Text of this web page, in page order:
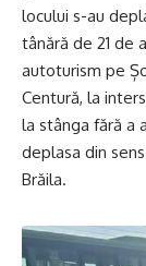
locului s-au
tânără de 21 de
autoturism pe
Centură, la
la stânga fără a
deplasa din
Brăila.